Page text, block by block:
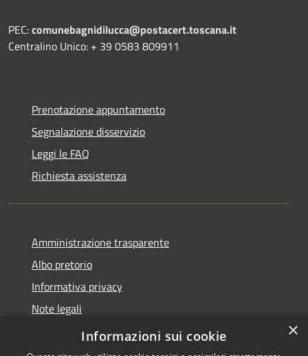
PEC:comunebagnidilucca@postacert.toscana.it
Centralino Unico: + 39 0583 809911
Prenotazione appuntamento
Segnalazione disservizio
Leggi le FAQ
Richiesta assistenza
Amministrazione trasparente
Albo pretorio
Informativa privacy
Note legali
Dichiarazione di accessibilità
×
Informazioni sui cookie